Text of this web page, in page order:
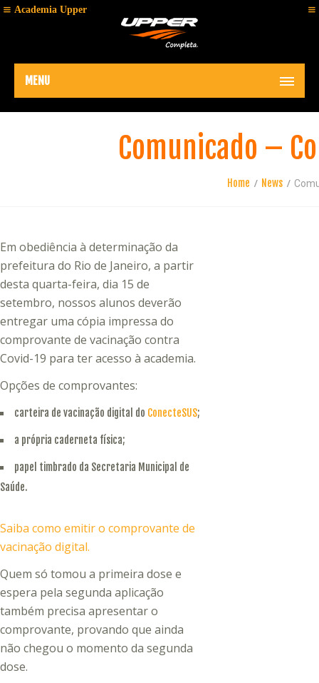
MENU
Comunicado –
Home News
Em obediência à determinação da
prefeitura do Rio de Janeiro, a partir
desta quarta-feira, dia 15 de
setembro, nossos alunos deverão
entregar uma cópia impressa do
comprovante de vacinação contra
Covid-19 para ter acesso à academia.
Opções de comprovantes:
carteira de vacinação digital do ConecteSUS;
a própria caderneta física;
papel timbrado da Secretaria Municipal de
Saúde.
Saiba como emitir o comprovante de
vacinação digital.
Quem só tomou a primeira dose e
espera pela segunda aplicação
também precisa apresentar o
comprovante, provando que ainda
não chegou o momento da segunda
dose.
Academia Upper